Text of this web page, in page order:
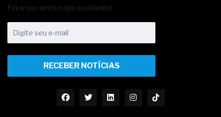
Fique por dentro das novidades!
RECEBER NOTÍCIAS